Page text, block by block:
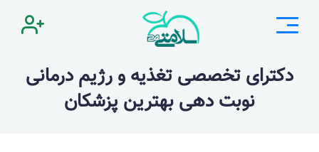
دکترای تخصصی تغذیه و رژیم درمانی
نوبت دهی بهترین پزشکان